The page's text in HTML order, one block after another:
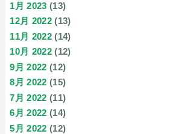
1月 2023 (13)
12月 2022 (13)
11月 2022 (14)
10月 2022 (12)
9月 2022 (12)
8月 2022 (15)
7月 2022 (11)
6月 2022 (14)
5月 2022 (12)